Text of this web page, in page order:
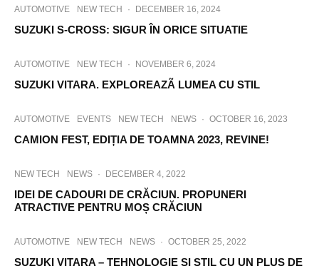
AUTOMOTIVE NEW TECH · DECEMBER 16, 2024
SUZUKI S-CROSS: SIGUR ÎN ORICE SITUATIE
AUTOMOTIVE NEW TECH · NOVEMBER 6, 2024
SUZUKI VITARA. EXPLOREAZÃ LUMEA CU STIL
AUTOMOTIVE EVENTS NEW TECH NEWS · OCTOBER 16, 2023
CAMION FEST, EDIȚIA DE TOAMNA 2023, REVINE!
NEW TECH NEWS · DECEMBER 4, 2022
IDEI DE CADOURI DE CRĂCIUN. PROPUNERI
ATRACTIVE PENTRU MOȘ CRĂCIUN
AUTOMOTIVE NEW TECH NEWS · OCTOBER 25, 2022
SUZUKI VITARA – TEHNOLOGIE SI STIL CU UN PLUS DE